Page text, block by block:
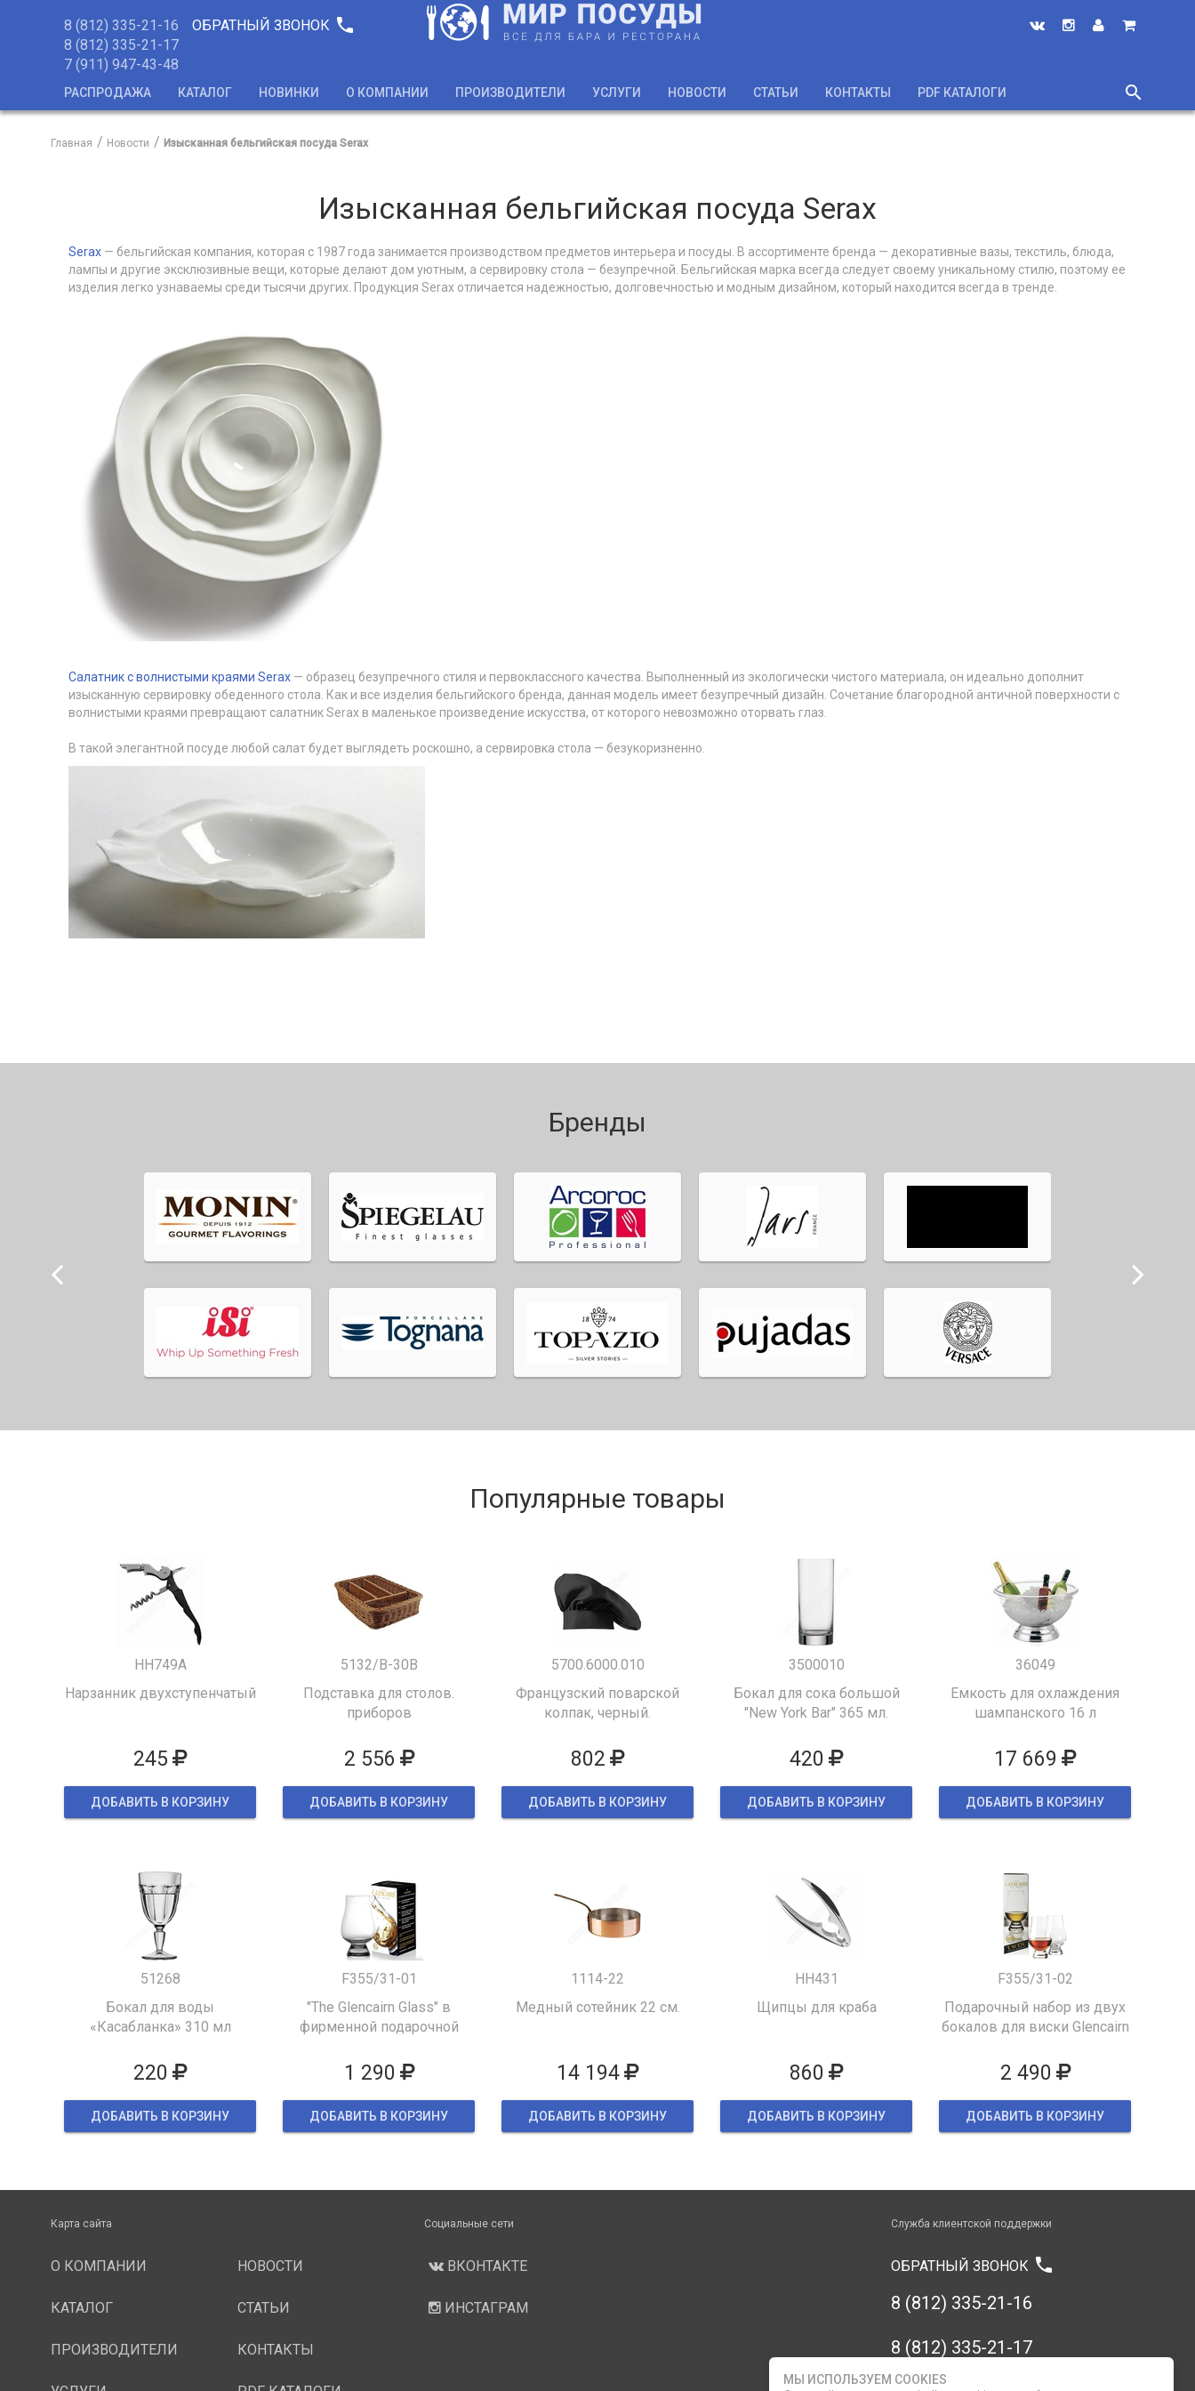
8 (812) 335-21-16
8 (812) 335-21-17
7 (911) 947-43-48
ОБРАТНЫЙ ЗВОНОК phone
РАСПРОДАЖА КАТАЛОГ НОВИНКИ О КОМПАНИИ ПРОИЗВОДИТЕЛИ УСЛУГИ НОВОСТИ СТАТЬИ КОНТАКТЫ PDF КАТАЛОГИ
search
close
Главная Новости Изысканная бельгийская посуда Serax
Изысканная бельгийская посуда Serax
Serax — бельгийская компания, которая с 1987 года занимается производством предметов интерьера и посуды. В ассортименте бренда — декоративные вазы, текстиль, блюда,
лампы и другие эксклюзивные вещи, которые делают дом уютным, а сервировку стола — безупречной. Бельгийская марка всегда следует своему уникальному стилю, поэтому ее
изделия легко узнаваемы среди тысячи других. Продукция Serax отличается надежностью, долговечностью и модным дизайном, который находится всегда в тренде.
Салатник с волнистыми краями Serax — образец безупречного стиля и первоклассного качества. Выполненный из экологически чистого материала, он идеально дополнит
изысканную сервировку обеденного стола. Как и все изделия бельгийского бренда, данная модель имеет безупречный дизайн. Сочетание благородной античной поверхности с
волнистыми краями превращают салатник Serax в маленькое произведение искусства, от которого невозможно оторвать глаз.
В такой элегантной посуде любой салат будет выглядеть роскошно, а сервировка стола — безукоризненно.
Бренды
Популярные товары
HH749A
Нарзанник двухступенчатый
245
ДОБАВИТЬ В КОРЗИНУ
5132/B-30B
Подставка для столов.
приборов
2 556
ДОБАВИТЬ В КОРЗИНУ
5700.6000.010
Французский поварской
колпак, черный.
802
ДОБАВИТЬ В КОРЗИНУ
3500010
Бокал для сока большой
"New York Bar" 365 мл.
420
ДОБАВИТЬ В КОРЗИНУ
36049
Емкость для охлаждения
шампанского 16 л
17 669
ДОБАВИТЬ В КОРЗИНУ
51268
Бокал для воды
«Касабланка» 310 мл
220
ДОБАВИТЬ В КОРЗИНУ
F355/31-01
"The Glencairn Glass" в
фирменной подарочной
1 290
ДОБАВИТЬ В КОРЗИНУ
1114-22
Медный сотейник 22 см.
14 194
ДОБАВИТЬ В КОРЗИНУ
HH431
Щипцы для краба
860
ДОБАВИТЬ В КОРЗИНУ
F355/31-02
Подарочный набор из двух
бокалов для виски Glencairn
2 490
ДОБАВИТЬ В КОРЗИНУ
Карта сайта
О КОМПАНИИ
КАТАЛОГ
ПРОИЗВОДИТЕЛИ
НОВОСТИ
СТАТЬИ
КОНТАКТЫ
Социальные сети
ВКОНТАКТЕ
ИНСТАГРАМ
Служба клиентской поддержки
ОБРАТНЫЙ ЗВОНОК phone
8 (812) 335-21-16
8 (812) 335-21-17
МЫ ИСПОЛЬЗУЕМ COOKIES